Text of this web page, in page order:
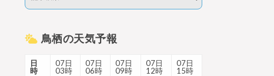
鳥栖の天気予報
日
時
07日
03時
07日
06時
07日
09時
07日
12時
07日
15時